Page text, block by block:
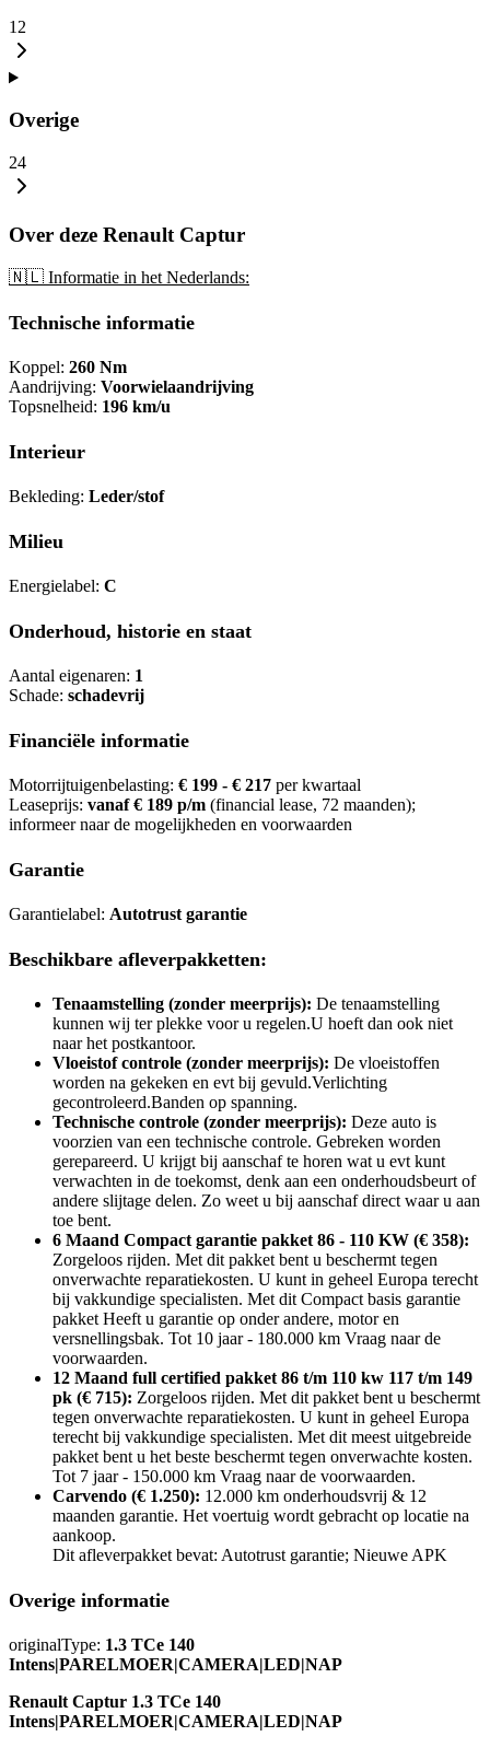
12
Overige
24
Over deze Renault Captur
🇳🇱 Informatie in het Nederlands:
Technische informatie
Koppel: 260 Nm
Aandrijving: Voorwielaandrijving
Topsnelheid: 196 km/u
Interieur
Bekleding: Leder/stof
Milieu
Energielabel: C
Onderhoud, historie en staat
Aantal eigenaren: 1
Schade: schadevrij
Financiële informatie
Motorrijtuigenbelasting: € 199 - € 217 per kwartaal
Leaseprijs: vanaf € 189 p/m (financial lease, 72 maanden);
informeer naar de mogelijkheden en voorwaarden
Garantie
Garantielabel: Autotrust garantie
Beschikbare afleverpakketten:
Tenaamstelling (zonder meerprijs): De tenaamstelling
kunnen wij ter plekke voor u regelen.U hoeft dan ook niet
naar het postkantoor.
Vloeistof controle (zonder meerprijs): De vloeistoffen
worden na gekeken en evt bij gevuld.Verlichting
gecontroleerd.Banden op spanning.
Technische controle (zonder meerprijs): Deze auto is
voorzien van een technische controle. Gebreken worden
gerepareerd. U krijgt bij aanschaf te horen wat u evt kunt
verwachten in de toekomst, denk aan een onderhoudsbeurt of
andere slijtage delen. Zo weet u bij aanschaf direct waar u aan
toe bent.
6 Maand Compact garantie pakket 86 - 110 KW (€ 358):
Zorgeloos rijden. Met dit pakket bent u beschermt tegen
onverwachte reparatiekosten. U kunt in geheel Europa terecht
bij vakkundige specialisten. Met dit Compact basis garantie
pakket Heeft u garantie op onder andere, motor en
versnellingsbak. Tot 10 jaar - 180.000 km Vraag naar de
voorwaarden.
12 Maand full certified pakket 86 t/m 110 kw 117 t/m 149
pk (€ 715): Zorgeloos rijden. Met dit pakket bent u beschermt
tegen onverwachte reparatiekosten. U kunt in geheel Europa
terecht bij vakkundige specialisten. Met dit meest uitgebreide
pakket bent u het beste beschermt tegen onverwachte kosten.
Tot 7 jaar - 150.000 km Vraag naar de voorwaarden.
Carvendo (€ 1.250): 12.000 km onderhoudsvrij & 12
maanden garantie. Het voertuig wordt gebracht op locatie na
aankoop.
Dit afleverpakket bevat: Autotrust garantie; Nieuwe APK
Overige informatie
originalType: 1.3 TCe 140
Intens|PARELMOER|CAMERA|LED|NAP
Renault Captur 1.3 TCe 140
Intens|PARELMOER|CAMERA|LED|NAP